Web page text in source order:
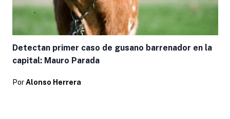
Detectan primer caso de gusano barrenador en la
capital: Mauro Parada
Por Alonso Herrera